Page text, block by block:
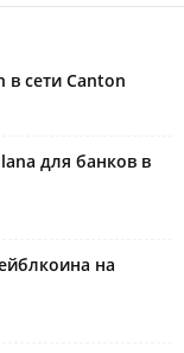
в сети Canton
для банков в
на